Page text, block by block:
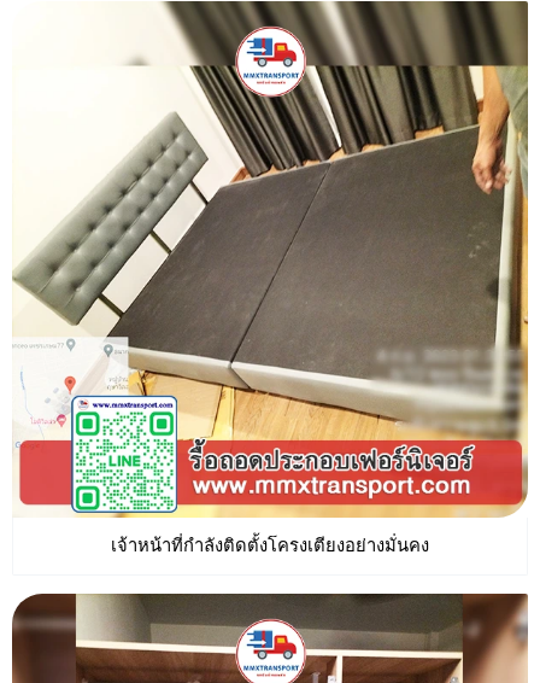
เจ้าหน้าที่กำลังติดตั้งโครงเตียงอย่างมั่นคง